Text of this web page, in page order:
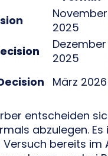
November
2025
Dezember
2025
März 2026
entscheiden
abzulegen.
Versuch bereits im